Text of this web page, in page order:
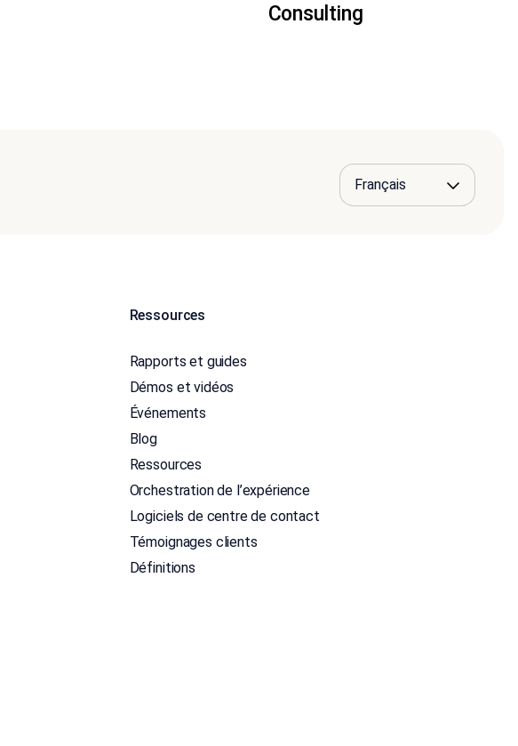
Consulting
Ressources
Rapports et guides
Démos et vidéos
Événements
Blog
Ressources
Orchestration de l’expérience
Logiciels de centre de contact
Témoignages clients
Définitions